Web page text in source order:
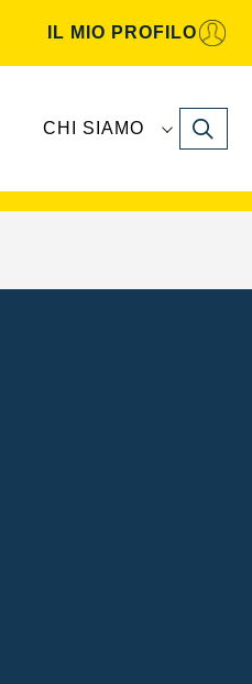
IL MIO PROFILO
CHI SIAMO Search